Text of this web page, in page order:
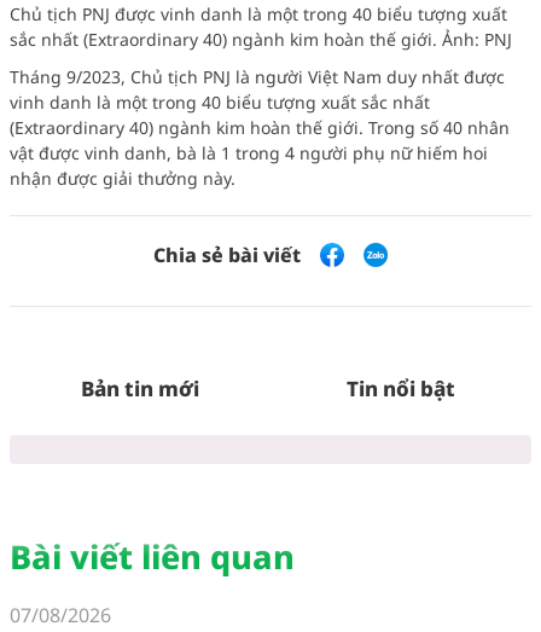
Chủ tịch PNJ được vinh danh là một trong 40 biểu tượng xuất
sắc nhất (Extraordinary 40) ngành kim hoàn thế giới. Ảnh: PNJ
Tháng 9/2023, Chủ tịch PNJ là người Việt Nam duy nhất được
vinh danh là một trong 40 biểu tượng xuất sắc nhất
(Extraordinary 40) ngành kim hoàn thế giới. Trong số 40 nhân
vật được vinh danh, bà là 1 trong 4 người phụ nữ hiếm hoi
nhận được giải thưởng này.
Chia sẻ bài viết
Bản tin mới Tin nổi bật
Bài viết liên quan
07/08/2026